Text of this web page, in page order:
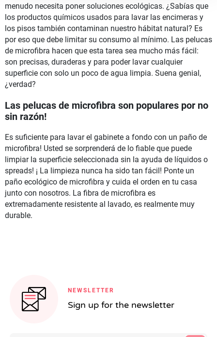
menudo necesita poner soluciones ecológicas. ¿Sabías que
los productos químicos usados para lavar las encimeras y
los pisos también contaminan nuestro hábitat natural? Es
por eso que debe limitar su consumo al mínimo. Las pelucas
de microfibra hacen que esta tarea sea mucho más fácil:
son precisas, duraderas y para poder lavar cualquier
superficie con solo un poco de agua limpia. Suena genial,
¿verdad?
Las pelucas de microfibra son populares por no
sin razón!
Es suficiente para lavar el gabinete a fondo con un paño de
microfibra! Usted se sorprenderá de lo fiable que puede
limpiar la superficie seleccionada sin la ayuda de líquidos o
spreads! ¡ La limpieza nunca ha sido tan fácil! Ponte un
paño ecológico de microfibra y cuida el orden en tu casa
junto con nosotros. La fibra de microfibra es
extremadamente resistente al lavado, es realmente muy
durable.
NEWSLETTER
Sign up for the newsletter